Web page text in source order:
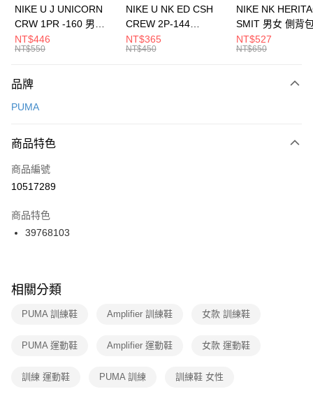
元大商業銀行
台灣樂天信用卡公司
全盈+PAY
AFTEE先享後付
【關於「AFTEE先享後付」】
便利好安心！
３．安心：先確認商品／服務後，再付款。
【「AFTEE先享後付」結帳流程】
１．於結帳方式選擇「AFTEE先享後付」後，將跳轉至「AFTEE先享後付」
２．訂單成立數日內，您將收到繳費通知簡訊。
３．收到繳費通知簡訊後14天內，點擊此簡訊中的連結，可透過四大超商／
ATM／網路銀行／等多元方式進行付款，方視為交易完成。
※ 交易是否成功請以「AFTEE先享後付 」之結帳頁面顯示為準，若有關於
是否繳費成功／繳費後需取消欲退款等相關疑問，請聯繫「AFTEE先享後付
客戶支援中心」https://netprotections.freshdesk.com/support/home
１．透過由恩沛科技股份有限公司提供之「AFTEE先享後付」服務完成之交
權轉讓予恩沛科技股份有限公司。
運送方式
每筆NT$100，滿NT$1,500(含以上)免運費
宅配
每筆NT$100，滿NT$1,500(含以上)免運費
付款後門市自取
每筆NT$100，滿NT$1,500(含以上)免運費
NIKE U J UNICORN
CRW 1PR -160 男女
中統襪 FZ3393100
NT$446
NT$550
NIKE U NK ED CSH
CREW 2P-144
EMBRDY 男女 短統襪
FZ3073133
NT$365
NT$450
NIKE NK
SMIT 男女 側背
BA5871010
NT$527
NT$650
品牌
PUMA
商品特色
商品編號
10517289
商品特色
39768103
相關分類
PUMA 訓練鞋 Amplifier 訓練鞋 女款 訓練鞋
PUMA 運動鞋 Amplifier 運動鞋 女款 運動鞋
訓練 運動鞋 PUMA 訓練 訓練鞋 女性